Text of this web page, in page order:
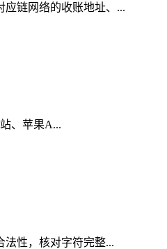
应链网络的收账地址、...
、苹果A...
法性，核对字符完整...